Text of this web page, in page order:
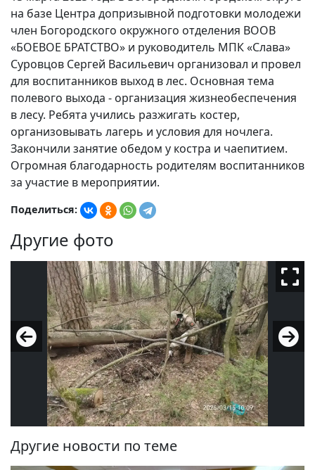
на базе Центра допризывной подготовки молодежи
член Богородского окружного отделения ВООВ
«БОЕВОЕ БРАТСТВО» и руководитель МПК «Слава»
Суровцов Сергей Васильевич организовал и провел
для воспитанников выход в лес. Основная тема
полевого выхода - организация жизнеобеспечения
в лесу. Ребята учились разжигать костер,
организовывать лагерь и условия для ночлега.
Закончили занятие обедом у костра и чаепитием.
Огромная благодарность родителям воспитанников
за участие в мероприятии.
Поделиться:
Другие фото
Другие новости по теме